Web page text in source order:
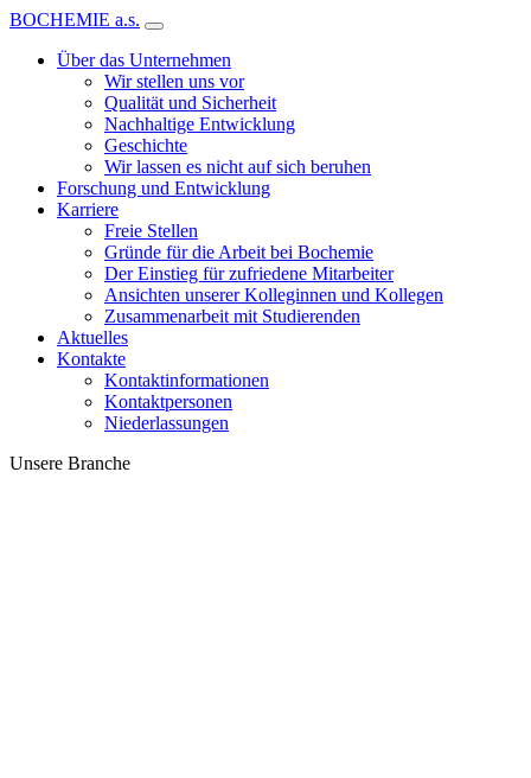
BOCHEMIE a.s.
Über das Unternehmen
Wir stellen uns vor
Qualität und Sicherheit
Nachhaltige Entwicklung
Geschichte
Wir lassen es nicht auf sich beruhen
Forschung und Entwicklung
Karriere
Freie Stellen
Gründe für die Arbeit bei Bochemie
Der Einstieg für zufriedene Mitarbeiter
Ansichten unserer Kolleginnen und Kollegen
Zusammenarbeit mit Studierenden
Aktuelles
Kontakte
Kontaktinformationen
Kontaktpersonen
Niederlassungen
Unsere Branche